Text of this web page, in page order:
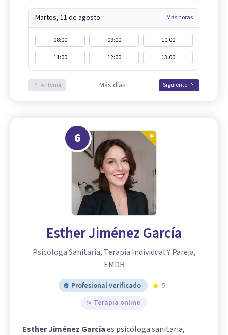
Martes, 11 de agosto Más horas
08:00 09:00
10:00
11:00
12:00 13:00
Anterior Más días Siguiente
6
Esther Jiménez García
Psicóloga Sanitaria, Terapia Individual Y Pareja,
EMDR
Profesional verificado
5
Terapia online
Esther Jiménez Garcíaes psicóloga sanitaria,